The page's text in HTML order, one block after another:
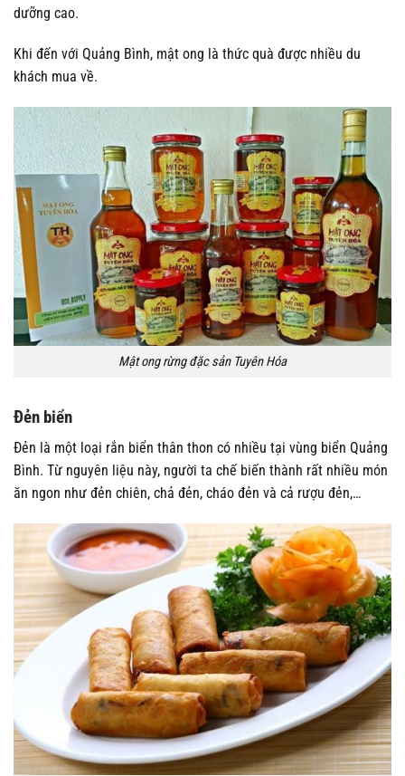
dưỡng cao.
Khi đến với Quảng Bình, mật ong là thức quà được nhiều du
khách mua về.
Mật ong rừng đặc sản Tuyên Hóa
Đẻn biển
Đẻn là một loại rắn biển thân thon có nhiều tại vùng biển Quảng
Bình. Từ nguyên liệu này, người ta chế biến thành rất nhiều món
ăn ngon như đẻn chiên, chả đẻn, cháo đẻn và cả rượu đẻn,…